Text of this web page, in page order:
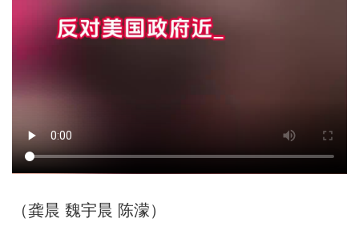
（龚晨 魏宇晨 陈濛）